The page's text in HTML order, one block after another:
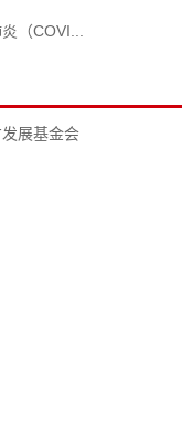
（COVI...
展基金会